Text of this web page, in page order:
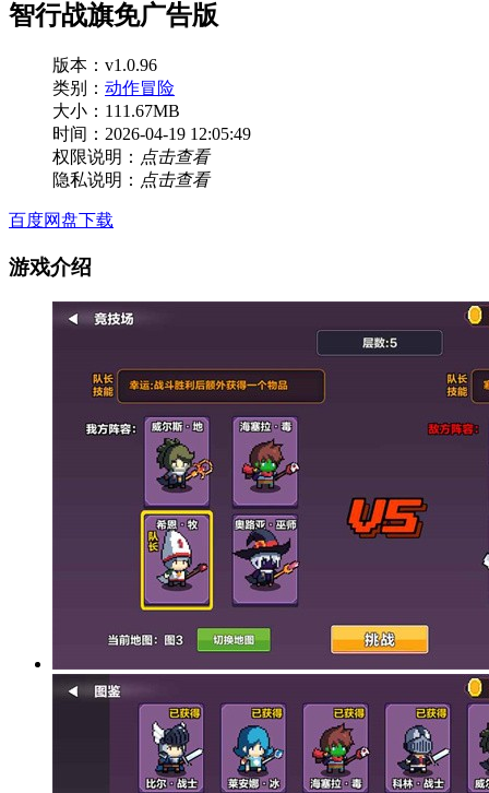
智行战旗免广告版
版本：v1.0.96
类别： 动作冒险
大小：111.67MB
时间：2026-04-19 12:05:49
权限说明： 点击查看
隐私说明： 点击查看
百度网盘下载
游戏介绍